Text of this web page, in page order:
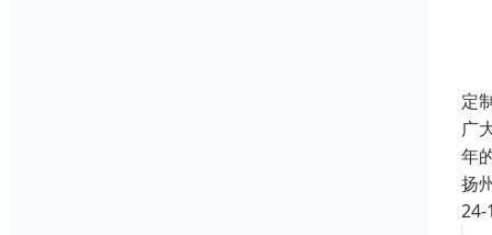
定
广
年
扬
24-